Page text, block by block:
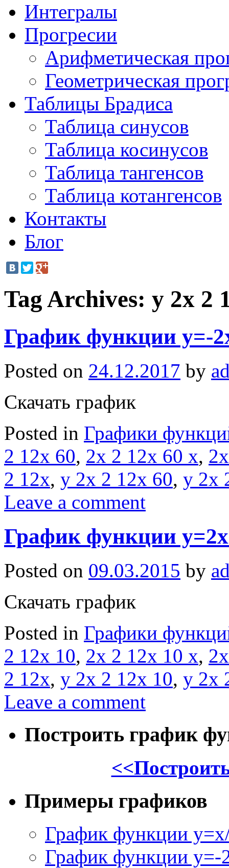
Интегралы
Прогресии
Арифметическая
Геометрическая
Таблицы Брадиса
Таблица синусов
Таблица косинусов
Таблица тангенсов
Таблица котангенсов
Контакты
Блог
Tag Archives: y 2x 2
График функции y=-
Posted on 24.12.2017 by
Скачать график
Posted in Графики
2 12x 60, 2x 2 12x 60 x,
2 12x, y 2x 2 12x 60, y 2x
Leave a comment
График функции
Posted on 09.03.2015 by
Скачать график
Posted in Графики
2 12x 10, 2x 2 12x 10 x,
2 12x, y 2x 2 12x 10, y 2x
Leave a comment
Построить график
Примеры графиков
График функции
График функции y=-